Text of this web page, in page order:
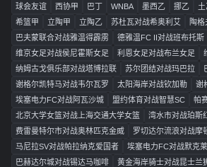
球会友谊
西协甲 巴丁 WNBA 墨西乙 挪乙
希篮甲
立陶甲 立陶乙 苏杜瓦对战希奥利艾
陶
巴夫蒙联合对战雅温得霹雳
德雅温FC II对战班布托斯
维京女足对战侯尼霍斯女足
利恩女足对战布兰女足
纳姆古戈俱乐部对战塔博拉联
苏尔团结对战玛巴拉
谢格尔凯特马对战韦尔瓦罗
太阳海岸对战钦加勒
谢
埃塞电力FC对战阿瓦沙城
盟约体育对战智慧SC
帕
北京大学女篮对战上海交通大学女篮
湾水市对战珀斯
费雷曼特尔市对战奥林匹克金威
罗切达尔流浪对战摩
马尼拉SV对战帕拉纳克爱国者
埃塞电力FC对战默克莱
巴赫达尔城对战锡达马咖啡
黄金海岸骑士对战昆士兰